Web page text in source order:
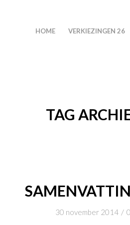
HOME VERKIEZINGEN 26
TAG
30 november 2014 /